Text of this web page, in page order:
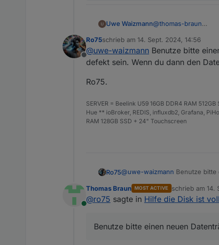
Uwe Waizmann@thomas-braun
System neu
dann restore vom
Offline
Ro75schrieb am 14. Sept. 2024, 14:56
zuletzt editiert von
@uwe-waizmann Benutze bitte
defekt sein. Wenn du dann den
Ro75.
SERVER = Beelink U59 16GB DDR4 RAM
Hue ** ioBroker, REDIS, influxdb2, Grafana,
RAM 128GB SSD + 24" Touchscreen
Ro75@uwe-waizmann Benutze bitte
Ro75.
Online
Thomas Braun MOST ACTIVE schrieb am 14.
zuletzt editiert
@ro75 sagte in Hilfe die Disk ist voll
Benutze bitte einen neuen